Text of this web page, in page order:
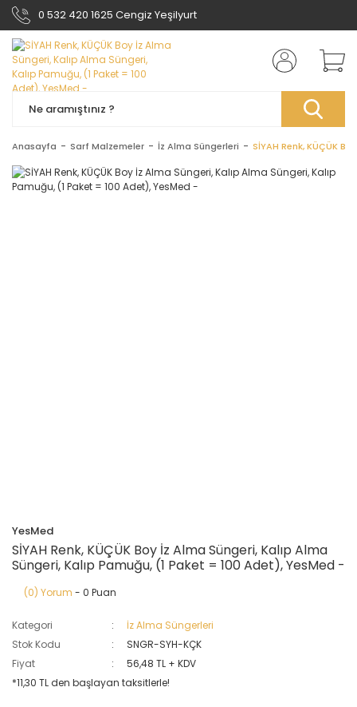
0 532 420 1625 Cengiz Yeşilyurt
Anasayfa Sarf Malzemeler İz Alma Süngerleri SİYAH Renk, KÜÇÜK
YesMed
SİYAH Renk, KÜÇÜK Boy İz Alma Süngeri, Kalıp Alma
Süngeri, Kalıp Pamuğu, (1 Paket = 100 Adet), YesMed -
(0) Yorum - 0 Puan
Kategori
İz Alma Süngerleri
Stok Kodu
SNGR-SYH-KÇK
Fiyat
56,48 TL + KDV
*11,30 TL den başlayan taksitlerle!